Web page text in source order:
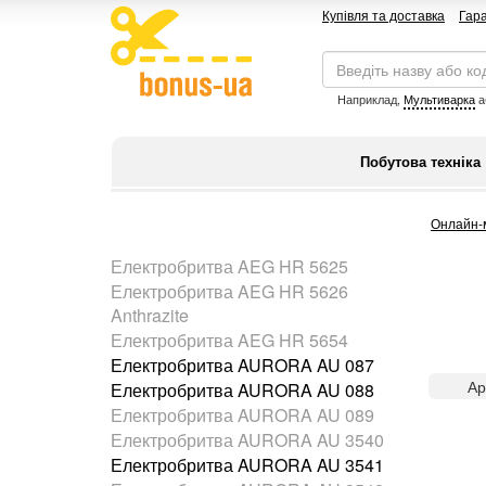
Купівля та доставка
Наприклад, Мультиварка
Побутова техніка
Онлайн-
Електробритва AEG HR 5625
Електробритва AEG HR 5626
Anthrazite
Електробритва AEG HR 5654
Електробритва AURORA AU 087
Електробритва AURORA AU 088
Електробритва AURORA AU 089
Електробритва AURORA AU 3540
Електробритва AURORA AU 3541